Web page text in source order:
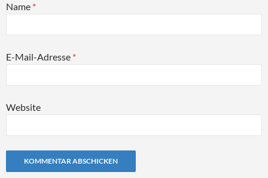
Name *
E-Mail-Adresse *
Website